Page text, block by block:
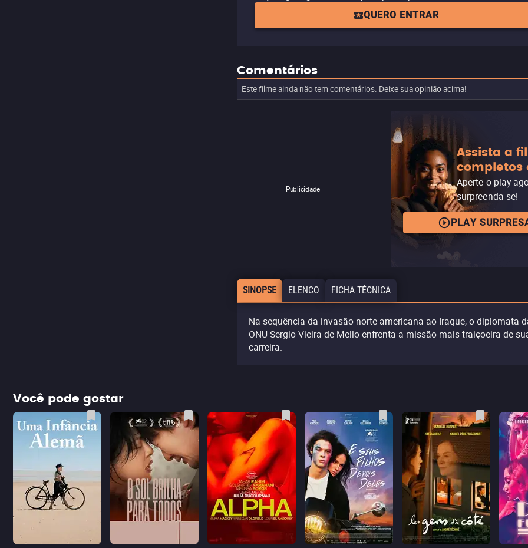
QUERO ENTRAR
Comentários
Este filme ainda não tem comentários. Deixe sua opinião acima!
Publicidade
Assista a
completos
Aperte o play
surpreenda-se!
PLAY
SINOPSE ELENCO FICHA TÉCNICA
Na sequência da invasão norte-americana ao Iraque, o diplomata
ONU Sergio Vieira de Mello enfrenta a missão mais traiçoeira de
carreira.
Você pode gostar